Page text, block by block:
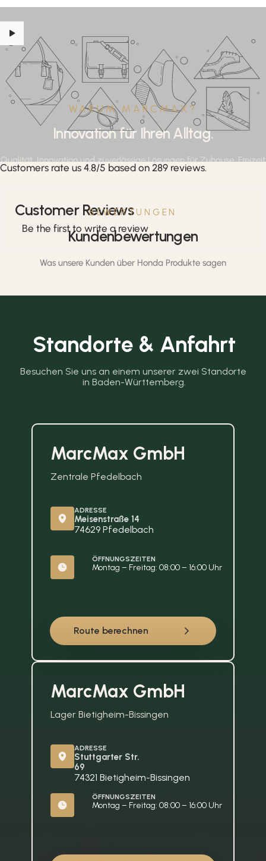
WARUM MARCMAX?
Innovation für Ihren Alltag.
Qualität, Innovation und zuverlässige Lösungen für Zuhause, Freizeit
und professionelle Anwendungen.
BEWERTUNGEN
Kundenbewertungen
Was unsere Kunden über Honda Produkte sagen
Customers rate us 4.8/5 based on 289 reviews.
Customer Reviews
Be the first to write a review
Standorte & Anfahrt
Besuchen Sie uns an einem unserer zwei Standorte
in Baden-Württemberg.
MarcMax GmbH
Zentrale Pfedelbach
Route berechnen
ADRESSE
Meisenstraße 14
74629 Pfedelbach
ÖFFNUNGSZEITEN
Montag – Freitag: 08:00 – 16:00 Uhr
MarcMax GmbH
Lager Bietigheim-Bissingen
ADRESSE
Stuttgarter Str.
69
74321 Bietigheim-Bissingen
ÖFFNUNGSZEITEN
Montag – Freitag: 08:00 – 16:00 Uhr